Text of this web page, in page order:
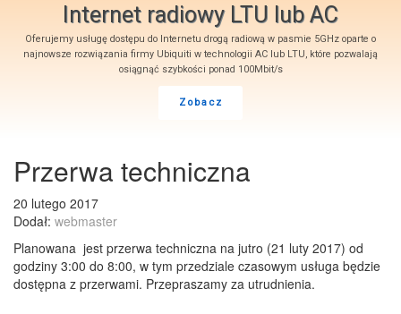
Internet radiowy LTU lub AC
Oferujemy usługę dostępu do Internetu drogą radiową w pasmie 5GHz oparte o
najnowsze rozwiązania firmy Ubiquiti w technologii AC lub LTU, które pozwalają
osiągnąć szybkości ponad 100Mbit/s
Zobacz
Przerwa techniczna
20 lutego 2017
Dodał: webmaster
Planowana jest przerwa techniczna na jutro (21 luty 2017) od
godziny 3:00 do 8:00, w tym przedziale czasowym usługa będzie
dostępna z przerwami. Przepraszamy za utrudnienia.